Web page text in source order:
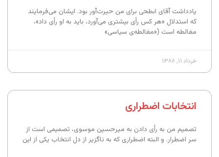
یادداشت آقای ابطحی برای من حیرت‌آور بود. ایشان می‌فرمایند
که استدلال «هر کس رأی بیشتری می‌آورد، باید به او رأی داد»،
مغالطه است («مغالطه‌ی سیاسی»
خرداد ۱۱, ۱۳۸۸
انتخابات اضطراری
تصمیم من به رأی دادن به میرحسین موسوی، تصمیمی است از
سر اضطرار. و البته اضطراری که به ناگزیر از دل انتخاب یکی از این